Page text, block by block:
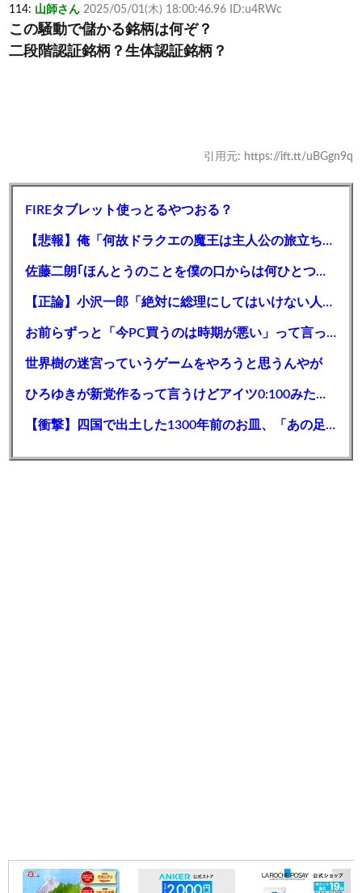
114: 山師さん 2025/05/01(木) 18:00:46.96 ID:u4RWc
この騒動で儲かる銘柄は何ぞ？
二段階認証銘柄？生体認証銘柄？
引用元: https://ift.tt/uBGgn9q
FIREタブレット使っとるやつおる？
【悲報】俺「何故ドラクエの魔王は主人公の旅立ちの町の回りに強モンスター配置しない？」アホ「ゲームだぞ」
佐藤二朗｢ほんとうのことを僕の口からは何ひとつ言えなくて､言葉にできぬ悔しさを日々感じております｣
【正論】小沢一郎「絶対に総理にしてはいけない人物を、総理にしてしまった。もはや取り返しがつかない」
お前らずっと「今PC買うのは時期が悪い」って言ってないか？
世界樹の迷宮っていうゲームをやろうと思うんやが
ひろゆきが新党作るって言うけどアイツ0:100みたいな極論多いのに大丈夫なん？
【衝撃】四国で出土した1300年前のお皿、「あの足跡」が付いている模様ｗｗｗｗｗ